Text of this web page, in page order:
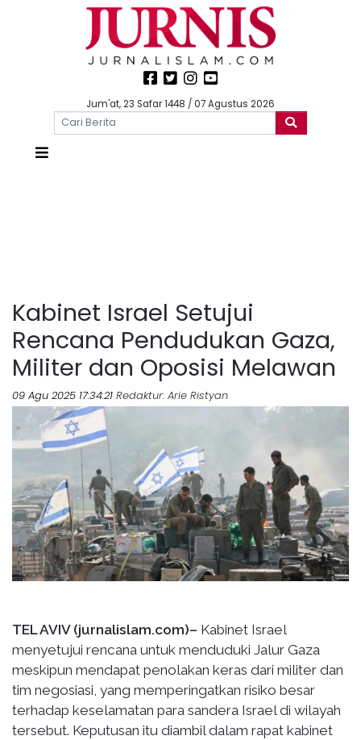
Jum'at, 23 Safar 1448 / 07 Agustus 2026
Kabinet Israel Setujui
Rencana Pendudukan Gaza,
Militer dan Oposisi Melawan
09 Agu 2025 17:34:21 Redaktur: Arie Ristyan
TEL AVIV (jurnalislam.com)– Kabinet Israel
menyetujui rencana untuk menduduki Jalur Gaza
meskipun mendapat penolakan keras dari militer dan
tim negosiasi, yang memperingatkan risiko besar
terhadap keselamatan para sandera Israel di wilayah
tersebut. Keputusan itu diambil dalam rapat kabinet